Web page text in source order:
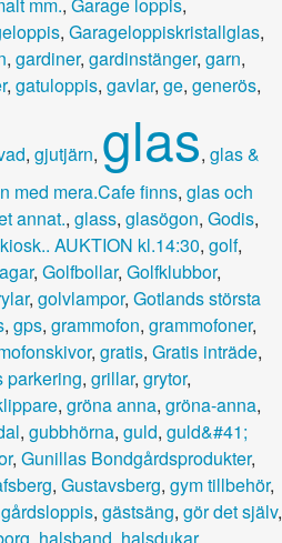
mm., Garage loppis,
, Garageloppiskristallglas,
, gardiner, gardinstänger, garn,
, gatuloppis, gavlar, ge, generös,
, gjutjärn, glas, glas &
med mera.Cafe finns, glas och
annat., glass, glasögon, Godis,
AUKTION kl.14:30, golf,
, Golfbollar, Golfklubbor,
, golvlampor, Gotlands största
, gps, grammofon, grammofoner,
, gratis, Gratis inträde,
parkering, grillar, grytor,
, gröna anna, gröna-anna,
, gubbhörna, guld, guld&#41;
, Gunillas Bondgårdsprodukter,
, Gustavsberg, gym tillbehör,
gårdsloppis, gästsäng, gör det själv,